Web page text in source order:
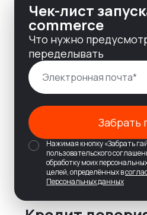
Чек-лист
commerce
Что нужно
переделывать
Забрать
Нажимая кнопку «Забрать
пользовательского
обработку моих
целей, определённых в
Персональных данных